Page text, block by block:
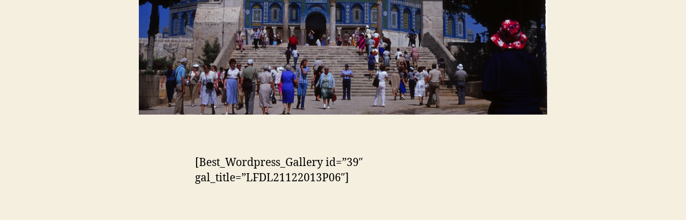
[Best_Wordpress_Gallery id=”39″
gal_title=”LFDL21122013P06″]